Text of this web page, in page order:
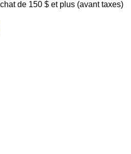
de 150 $ et plus (avant taxes)